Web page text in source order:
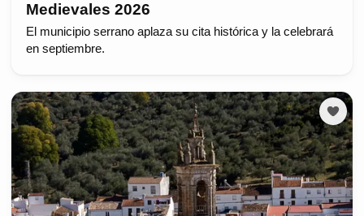
Medievales 2026
El municipio serrano aplaza su cita histórica y la celebrará
en septiembre.